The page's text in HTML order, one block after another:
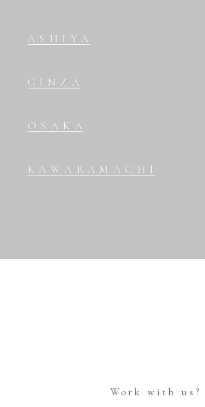
ASHIYA
GINZA
OSAKA
KAWARAMACHI
Work with us?